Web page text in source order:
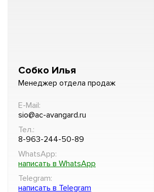
Собко Илья
Менеджер отдела продаж
E-Mail:
sio@ac-avangard.ru
Тел.:
8-963-244-50-89
WhatsApp:
написать в WhatsApp
Telegram:
написать в Telegram